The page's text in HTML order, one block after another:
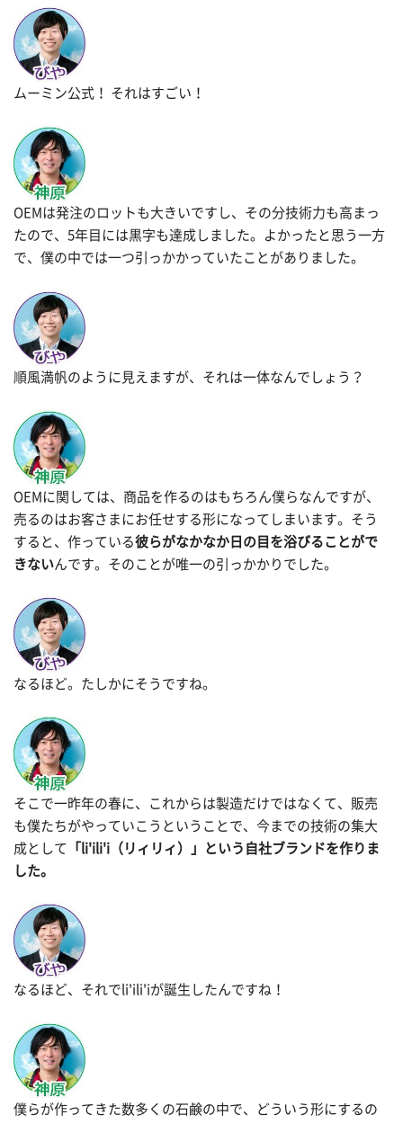
ムーミン公式！ それはすごい！
OEMは発注のロットも大きいですし、その分技術力も高まっ
たので、5年目には黒字も達成しました。よかったと思う一方
で、僕の中では一つ引っかかっていたことがありました。
順風満帆のように見えますが、それは一体なんでしょう？
OEMに関しては、商品を作るのはもちろん僕らなんですが、
売るのはお客さまにお任せする形になってしまいます。そう
すると、作っている彼らがなかなか日の目を浴びることがで
きないんです。そのことが唯一の引っかかりでした。
なるほど。たしかにそうですね。
そこで一昨年の春に、これからは製造だけではなくて、販売
も僕たちがやっていこうということで、今までの技術の集大
成として 「li'ili'i（リィリィ）」という自社ブランドを作りま
した。
なるほど、それでli'ili'iが誕生したんですね！
僕らが作ってきた数多くの石鹸の中で、どういう形にするの